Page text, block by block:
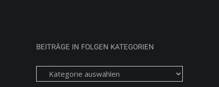
BEITRÄGE IN FOLGEN KATEGORIEN
Beiträge
in